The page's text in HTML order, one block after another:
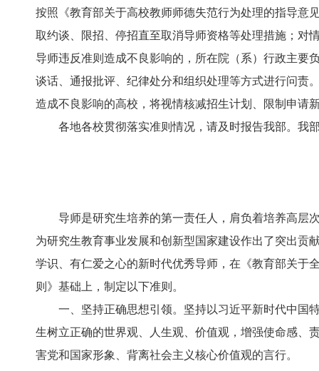
按照《教育部关于高校教师师德失范行为处理的指导意
取约谈、限招、停招直至取消导师资格等处理措施；对
导师违反准则造成不良影响的，所在院（系）行政主要
谈话、通报批评、纪律处分和组织处理等方式进行问责
造成不良影响的高校，将视情核减招生计划、限制申请
各地各校贯彻落实准则情况，请及时报告我部。我
导师是研究生培养的第一责任人，肩负着培养高层
为研究生教育事业发展和创新型国家建设作出了突出贡
学识、有仁爱之心的新时代优秀导师，在《教育部关于
则》基础上，制定以下准则。
一、坚持正确思想引领。坚持以习近平新时代中国
生树立正确的世界观、人生观、价值观，增强使命感、
害党和国家形象、背离社会主义核心价值观的言行。